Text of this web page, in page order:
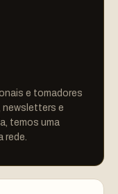
e tomadores
newsletters e
temos uma
rede.